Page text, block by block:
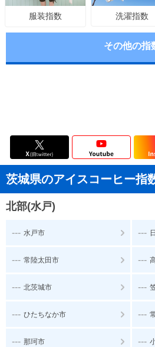
服装指数 洗濯指数
その他の指
茨城県のアイスコーヒー指
北部(水戸)
--- 水戸市 ---
--- 常陸太田市 ---
--- 北茨城市 ---
--- ひたちなか市 ---
--- 那珂市 ---